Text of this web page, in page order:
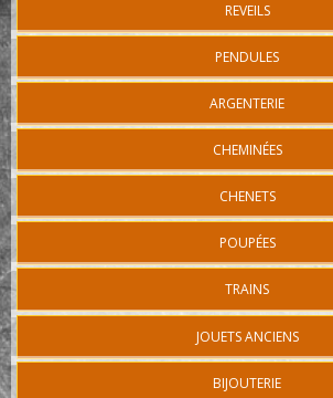
REVEILS
PENDULES
ARGENTERIE
CHEMINÉES
CHENETS
POUPÉES
TRAINS
JOUETS ANCIENS
BIJOUTERIE